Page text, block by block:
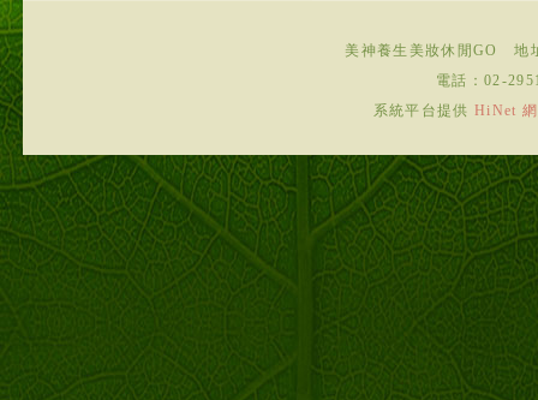
美神養生美妝休閒GO
地
電話： 02-
系統平台提供HiNet